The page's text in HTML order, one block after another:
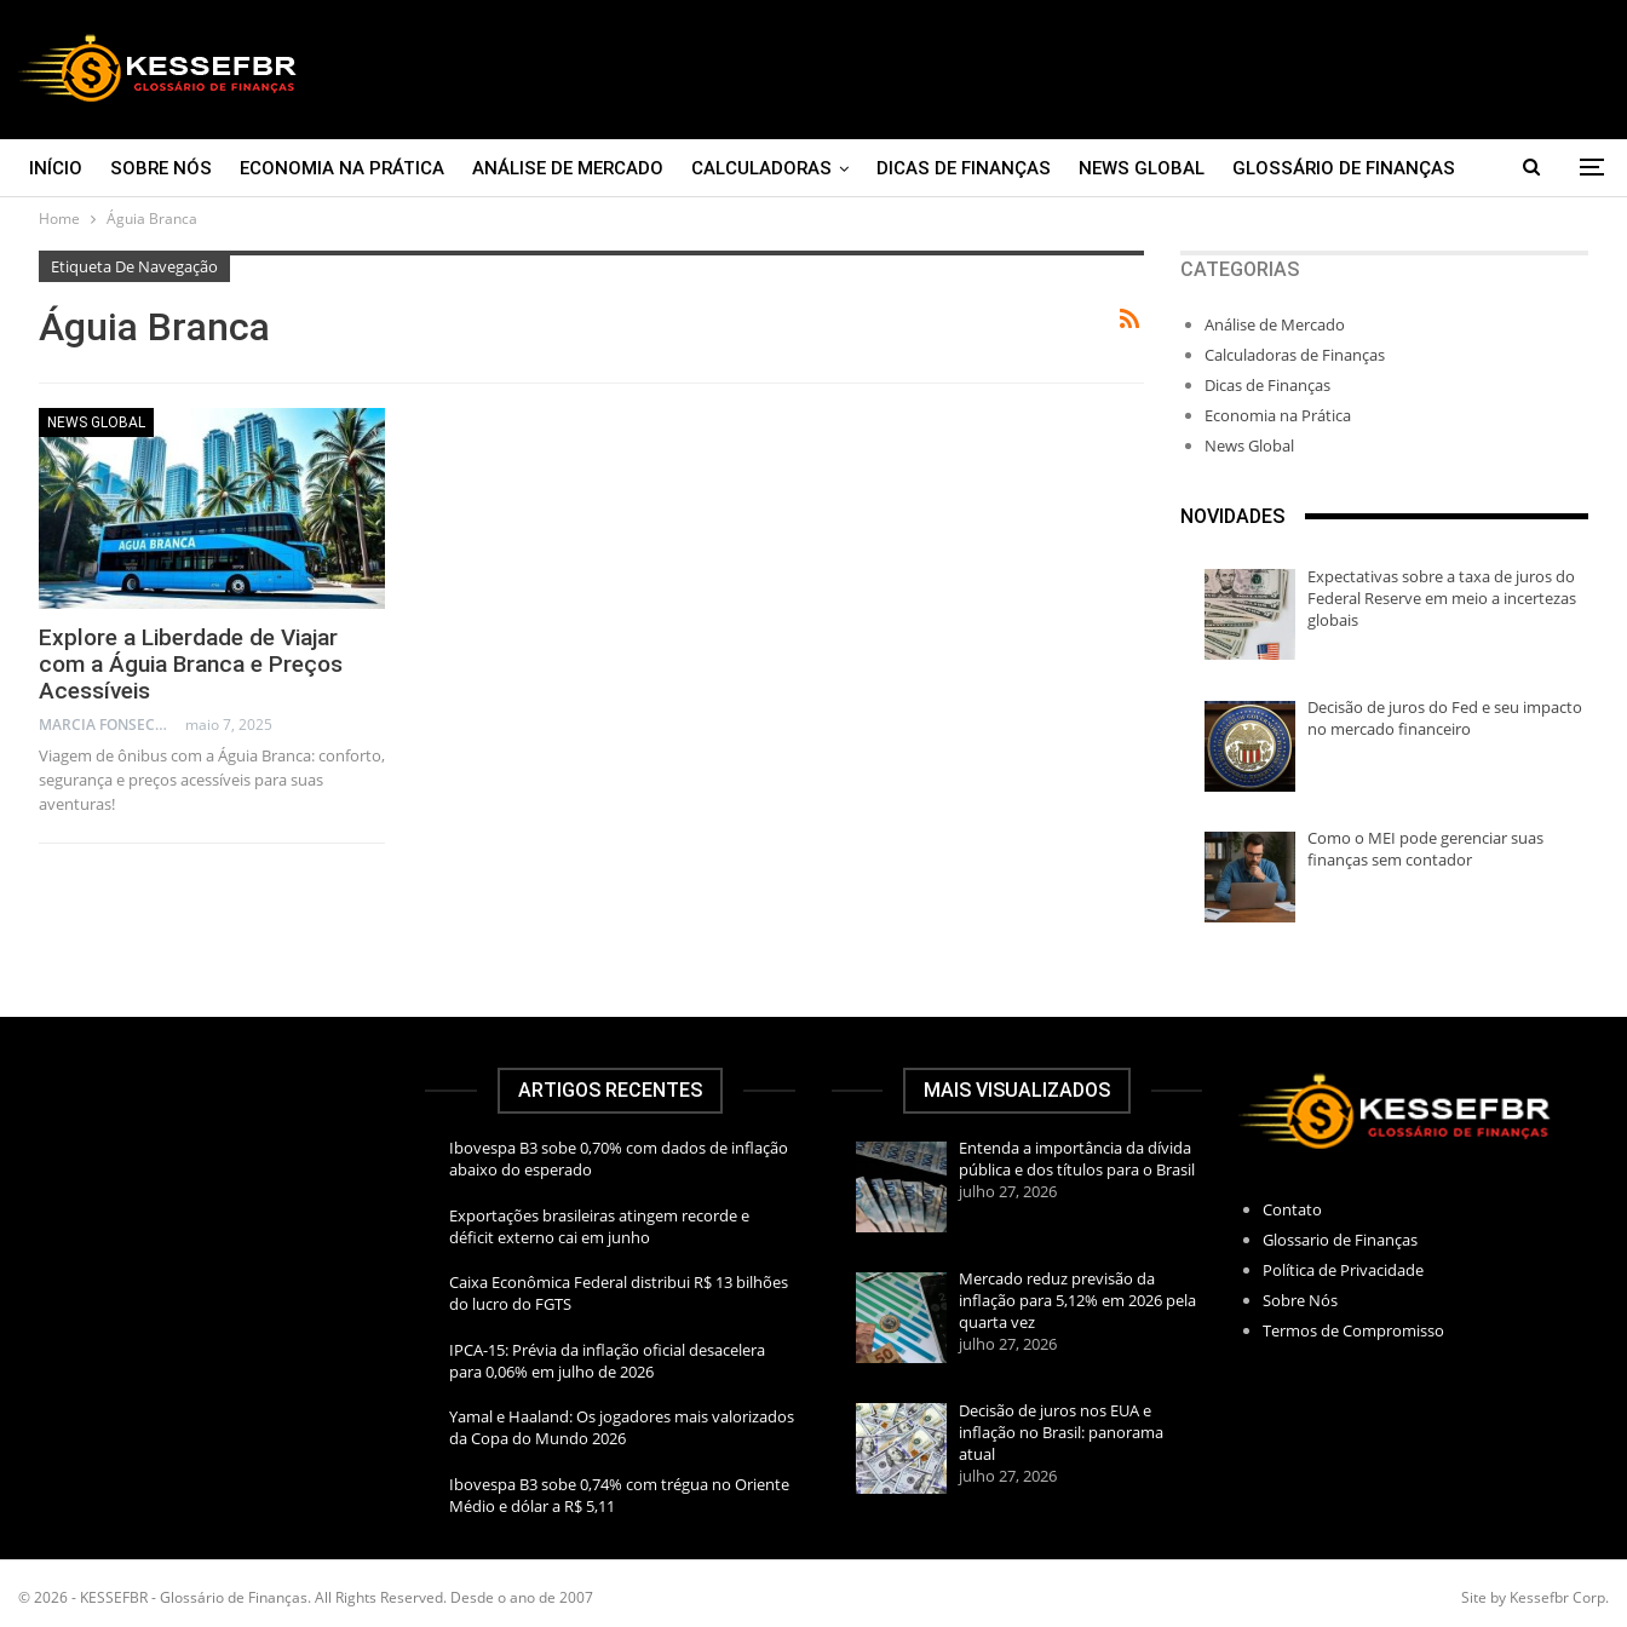
INÍCIO SOBRE NÓS ECONOMIA NA PRÁTICA ANÁLISE DE MERCADO CALCULADORAS DICAS DE FINANÇAS NEWS GLOBAL GLOSSÁRIO DE FINANÇAS
CONTATO
Home Águia Branca
Etiqueta De Navegação
Águia Branca
NEWS GLOBAL
Explore a Liberdade de Viajar
com a Águia Branca e Preços
Acessíveis
MARCIA FONSECA - FINANCIAL CONSULTANT maio 7, 2025
Viagem de ônibus com a Águia Branca: conforto,
segurança e preços acessíveis para suas
aventuras!
CATEGORIAS
Análise de Mercado
Calculadoras de Finanças
Dicas de Finanças
Economia na Prática
News Global
NOVIDADES
Expectativas sobre a taxa de juros do
Federal Reserve em meio a incertezas
globais
Decisão de juros do Fed e seu impacto
no mercado financeiro
Como o MEI pode gerenciar suas
finanças sem contador
ARTIGOS RECENTES
Ibovespa B3 sobe 0,70% com dados de inflação
abaixo do esperado
Exportações brasileiras atingem recorde e
déficit externo cai em junho
Caixa Econômica Federal distribui R$ 13 bilhões
do lucro do FGTS
IPCA-15: Prévia da inflação oficial desacelera
para 0,06% em julho de 2026
Yamal e Haaland: Os jogadores mais valorizados
da Copa do Mundo 2026
Ibovespa B3 sobe 0,74% com trégua no Oriente
Médio e dólar a R$ 5,11
MAIS VISUALIZADOS
Entenda a importância da dívida
pública e dos títulos para o Brasil
julho 27, 2026
Mercado reduz previsão da
inflação para 5,12% em 2026 pela
quarta vez
julho 27, 2026
Decisão de juros nos EUA e
inflação no Brasil: panorama
atual
julho 27, 2026
Contato
Glossario de Finanças
Política de Privacidade
Sobre Nós
Termos de Compromisso
© 2026 - KESSEFBR - Glossário de Finanças. All Rights Reserved. Desde o ano de 2007 Site by Kessefbr Corp.